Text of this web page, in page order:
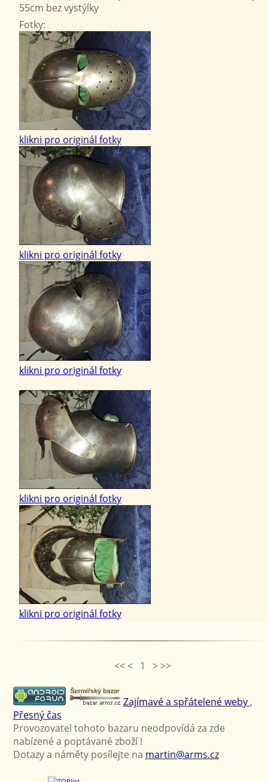
55cm bez vystýlky
Fotky:
klikni pro originál fotky
klikni pro originál fotky
klikni pro originál fotky
klikni pro originál fotky
klikni pro originál fotky
<< < 1 > >>
Zajímavé a spřátelené weby ,
Přesný čas
Provozovatel tohoto bazaru neodpovídá za zde
nabízené a poptávané zboží !
Dotazy a náměty posílejte na martin@arms.cz